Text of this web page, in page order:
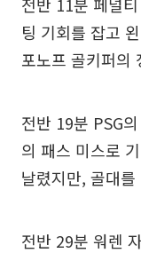
팅 기회를 잡고
포노프 골키퍼의
전반 19분 PSG
의 패스 미스로
날렸지만, 골대
전반 29분 워렌